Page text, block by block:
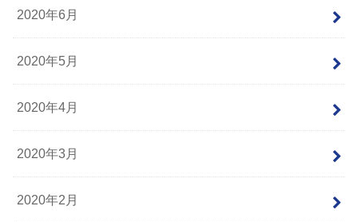
2020年6月
2020年5月
2020年4月
2020年3月
2020年2月